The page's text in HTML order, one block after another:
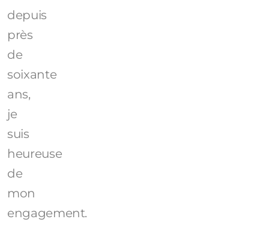
depuis
près
de
soixante
ans,
je
suis
heureuse
de
mon
engagement.